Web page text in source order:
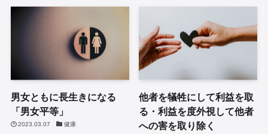
男女ともに長生きになる
「男女平等」
2023.03.07 健康
他者を犠牲にして利益を取
る・利益を度外視して他者
への害を取り除く